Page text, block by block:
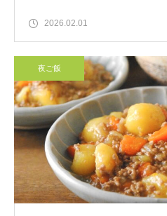
2026.02.01
夜ご飯